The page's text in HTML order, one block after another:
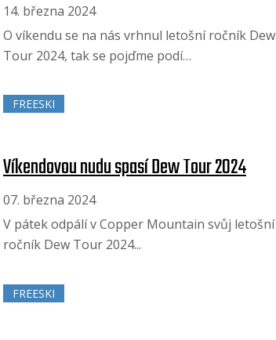
14. března 2024
O víkendu se na nás vrhnul letošní ročník Dew
Tour 2024, tak se pojďme podí…
FREESKI
Víkendovou nudu spasí Dew Tour 2024
07. března 2024
V pátek odpálí v Copper Mountain svůj letošní
ročník Dew Tour 2024...
FREESKI